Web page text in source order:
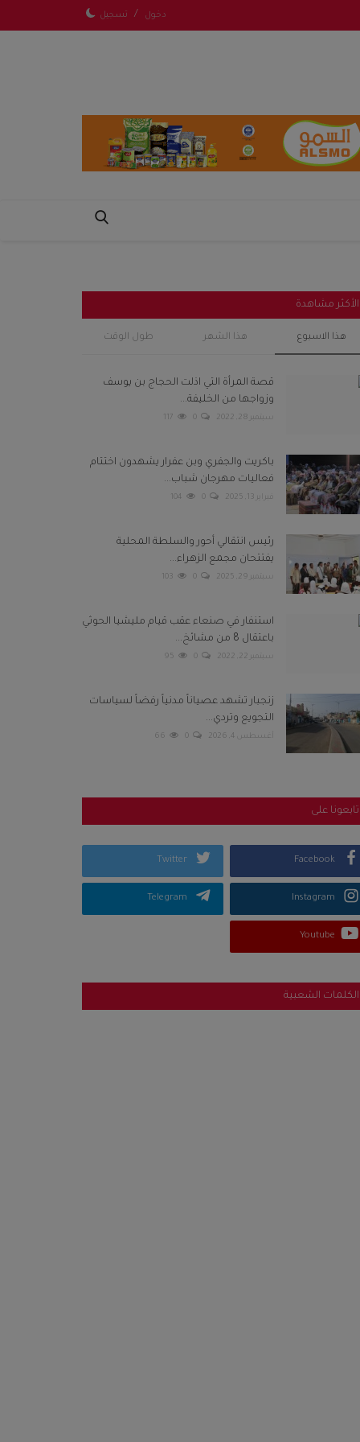
دخول / تسجيل
الأكثر مشاهدة
هذا الاسبوع هذا الشهر طول الوقت
قصة المرأة التي اذلت الحجاج بن يوسف
وزواجها من الخليفة...
سبتمبر 28, 2022 0
117
باكريت والجفري وبن عفرار يشهدون اختتام
فعاليات مهرجان شباب...
فبراير 13, 2025 0
104
رئيس انتقالي أحور والسلطة المحلية
يفتتحان مجمع الزهراء...
سبتمبر 29, 2025 0
103
استنفار في صنعاء عقب قيام مليشيا الحوثي
باعتقال 8 من مشائخ...
سبتمبر 22, 2022 0
95
زنجبار تشهد عصياناً مدنياً رفضاً لسياسات
التجويع وتردي...
أغسطس 4, 2026 0
66
تابعونا على
Facebook
Twitter
Instagram
Telegram
Youtube
الكلمات الشعبية